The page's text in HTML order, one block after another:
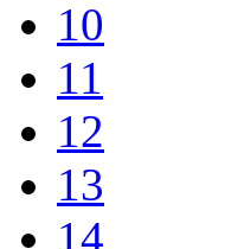
10
11
12
13
14